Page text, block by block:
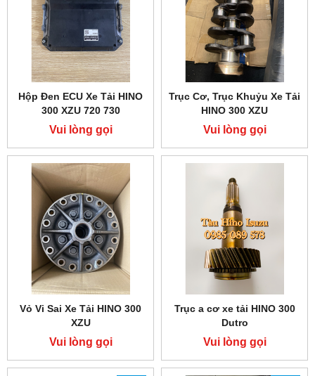
Hộp Đen ECU Xe Tải HINO
300 XZU 720 730
Vui lòng gọi
Trục Cơ, Trục Khuỷu Xe Tải
HINO 300 XZU
Vui lòng gọi
Vỏ Vi Sai Xe Tải HINO 300
XZU
Vui lòng gọi
Trục a cơ xe tải HINO 300
Dutro
Vui lòng gọi